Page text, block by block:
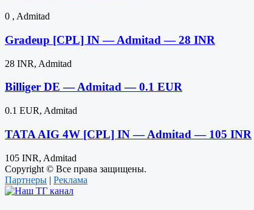
0 , Admitad
Gradeup [CPL] IN — Admitad — 28 INR
28 INR, Admitad
Billiger DE — Admitad — 0.1 EUR
0.1 EUR, Admitad
TATA AIG 4W [CPL] IN — Admitad — 105 INR
105 INR, Admitad
Copyright © Все права защищены.
Партнеры | Реклама